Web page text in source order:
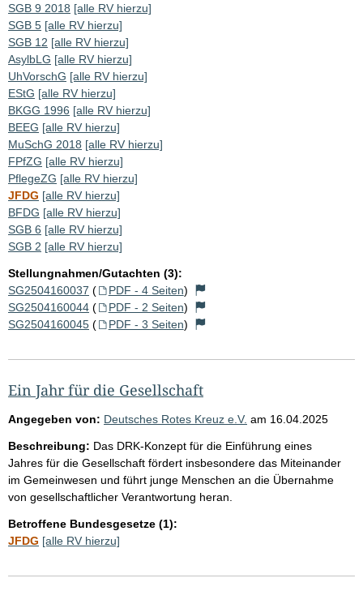
SGB 9 2018 [alle RV hierzu]
SGB 5 [alle RV hierzu]
SGB 12 [alle RV hierzu]
AsylbLG [alle RV hierzu]
UhVorschG [alle RV hierzu]
EStG [alle RV hierzu]
BKGG 1996 [alle RV hierzu]
BEEG [alle RV hierzu]
MuSchG 2018 [alle RV hierzu]
FPfZG [alle RV hierzu]
PflegeZG [alle RV hierzu]
JFDG [alle RV hierzu]
BFDG [alle RV hierzu]
SGB 6 [alle RV hierzu]
SGB 2 [alle RV hierzu]
Stellungnahmen/Gutachten (3):
SG2504160037 ( PDF - 4 Seiten)
SG2504160044 ( PDF - 2 Seiten)
SG2504160045 ( PDF - 3 Seiten)
Ein Jahr für die Gesellschaft
Angegeben von: Deutsches Rotes Kreuz e.V. am 16.04.2025
Beschreibung: Das DRK-Konzept für die Einführung eines
Jahres für die Gesellschaft fördert insbesondere das Miteinander
im Gemeinwesen und führt junge Menschen an die Übernahme
von gesellschaftlicher Verantwortung heran.
Betroffene Bundesgesetze (1):
JFDG [alle RV hierzu]